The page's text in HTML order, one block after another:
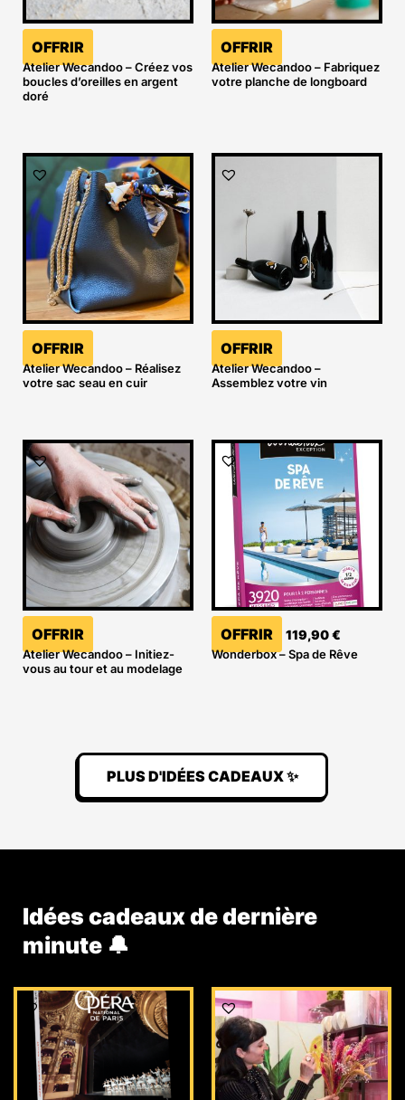
OFFRIR
Atelier Wecandoo – Créez vos
boucles d’oreilles en argent
doré
OFFRIR
Atelier Wecandoo – Fabriquez
votre planche de longboard
OFFRIR
Atelier Wecandoo – Réalisez
votre sac seau en cuir
OFFRIR
Atelier Wecandoo –
Assemblez votre vin
OFFRIR
Atelier Wecandoo – Initiez-
vous au tour et au modelage
OFFRIR 119,90€
Wonderbox – Spa de Rêve
PLUS D'IDÉES CADEAUX ✨
Idées cadeaux de dernière
minute 🔔